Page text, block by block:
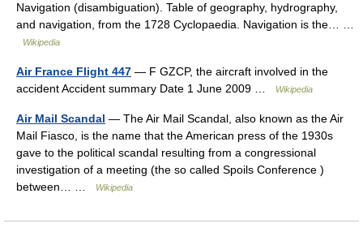
Navigation (disambiguation). Table of geography, hydrography,
and navigation, from the 1728 Cyclopaedia. Navigation is the… …
Wikipedia
Air France Flight 447 — F GZCP, the aircraft involved in the
accident Accident summary Date 1 June 2009 …
Wikipedia
Air Mail Scandal — The Air Mail Scandal, also known as the Air
Mail Fiasco, is the name that the American press of the 1930s
gave to the political scandal resulting from a congressional
investigation of a meeting (the so called Spoils Conference )
between… …
Wikipedia